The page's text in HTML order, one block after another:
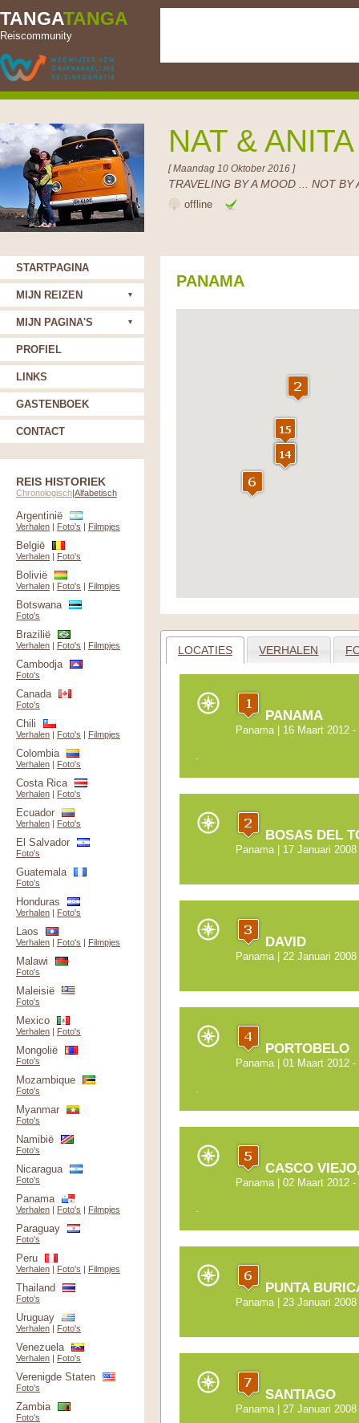
TANGATANGA
Reiscommunity
NAT &
[ Maandag 10 Oktober 2016 ]
TRAVELING BY A MOOD ... NOT BY
offline
PANAMA
LOCATIES VERHALEN
PANAMA
Panama| 16 Maart 2012 -
.
BOSAS DEL
Panama| 17 Januari 2008
DAVID
Panama| 22 Januari 2008
PORTOBELO
Panama| 01 Maart 2012 -
.
CASCO
Panama| 02 Maart 2012 -
.
PUNTA
Panama| 23 Januari 2008
SANTIAGO
Panama| 27 Januari 2008
STARTPAGINA
MIJN REIZEN
MIJN PAGINA'S
PROFIEL
LINKS
GASTENBOEK
CONTACT
REIS HISTORIEK
Chronologisch|Alfabetisch
Argentinië
Verhalen | Foto's | Filmpjes
België
Verhalen | Foto's
Bolivië
Verhalen | Foto's | Filmpjes
Botswana
Foto's
Brazilië
Verhalen | Foto's | Filmpjes
Cambodja
Foto's
Canada
Foto's
Chili
Verhalen | Foto's | Filmpjes
Colombia
Verhalen | Foto's
Costa Rica
Verhalen | Foto's
Ecuador
Verhalen | Foto's
El Salvador
Foto's
Guatemala
Foto's
Honduras
Verhalen | Foto's
Laos
Verhalen | Foto's | Filmpjes
Malawi
Foto's
Maleisië
Foto's
Mexico
Verhalen | Foto's
Mongolië
Foto's
Mozambique
Foto's
Myanmar
Foto's
Namibië
Foto's
Nicaragua
Foto's
Panama
Verhalen | Foto's | Filmpjes
Paraguay
Foto's
Peru
Verhalen | Foto's | Filmpjes
Thailand
Foto's
Uruguay
Verhalen | Foto's
Venezuela
Verhalen | Foto's
Verenigde Staten
Foto's
Zambia
Foto's